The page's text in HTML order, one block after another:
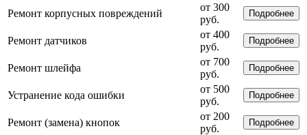
Ремонт корпусных повреждений
от 300
руб.
Подробнее
Ремонт датчиков
от 400
руб.
Подробнее
Ремонт шлейфа
от 700
руб.
Подробнее
Устранение кода ошибки
от 500
руб.
Подробнее
Ремонт (замена) кнопок
от 200
руб.
Подробнее